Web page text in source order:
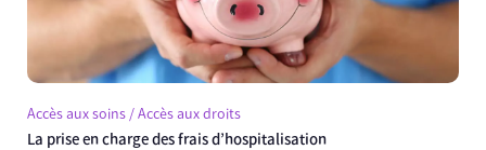
Accès aux soins / Accès aux droits
La prise en charge des frais d’hospitalisation